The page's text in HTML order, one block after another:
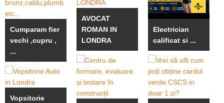
Cumparam fier
vechi ,cupru ,
...
Vopsitorie
AVOCAT
ROMAN IN
LONDRA
Electrician
calificat si ...